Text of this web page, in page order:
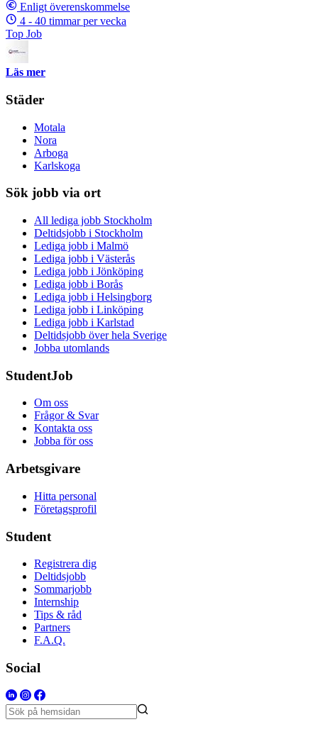
Enligt överenskommelse
4 - 40 timmar per vecka
Top Job
Läs mer
Städer
Motala
Nora
Arboga
Karlskoga
Sök jobb via ort
All lediga jobb Stockholm
Deltidsjobb i Stockholm
Lediga jobb i Malmö
Lediga jobb i Västerås
Lediga jobb i Jönköping
Lediga jobb i Borås
Lediga jobb i Helsingborg
Lediga jobb i Linköping
Lediga jobb i Karlstad
Deltidsjobb över hela Sverige
Jobba utomlands
StudentJob
Om oss
Frågor & Svar
Kontakta oss
Jobba för oss
Arbetsgivare
Hitta personal
Företagsprofil
Student
Registrera dig
Deltidsjobb
Sommarjobb
Internship
Tips & råd
Partners
F.A.Q.
Social